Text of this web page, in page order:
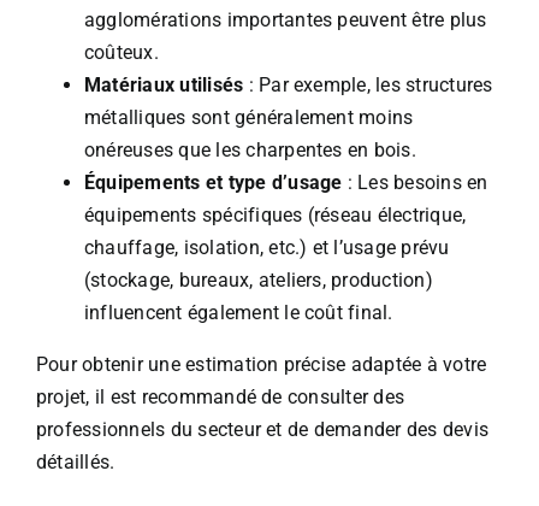
agglomérations importantes peuvent être plus
coûteux.
Matériaux utilisés : Par exemple, les structures
métalliques sont généralement moins
onéreuses que les charpentes en bois.
Équipements et type d’usage : Les besoins en
équipements spécifiques (réseau électrique,
chauffage, isolation, etc.) et l’usage prévu
(stockage, bureaux, ateliers, production)
influencent également le coût final.
Pour obtenir une estimation précise adaptée à votre
projet, il est recommandé de consulter des
professionnels du secteur et de demander des devis
détaillés.